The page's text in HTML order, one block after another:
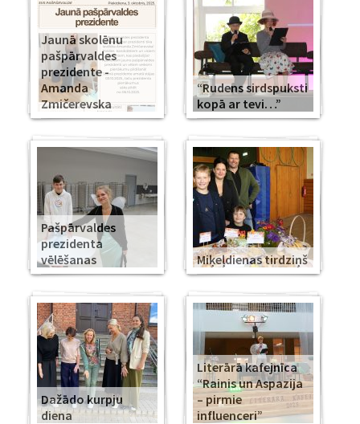
Jaunā skolēnu
pašpārvaldes
prezidente -
Amanda
Zmičerevska
“Rudens sirdspuksti
kopā ar tevi…”
Pašpārvaldes
prezidenta
vēlēšanas
Miķeļdienas tirdziņš
Dažādo kurpju
diena
Literārā kafejnīca
“Rainis un Aspazija
– pirmie
influenceri”